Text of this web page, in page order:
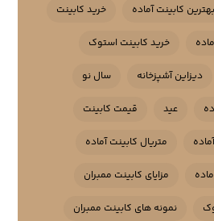
بهترین کابینت آماده خرید کابینت
خرید کابینت استوک
دیزاین آشپزخانه سال نو
عید قیمت کابینت
متریال کابینت آماده
مزایای کابینت ممبران
نمونه های کابینت ممبران